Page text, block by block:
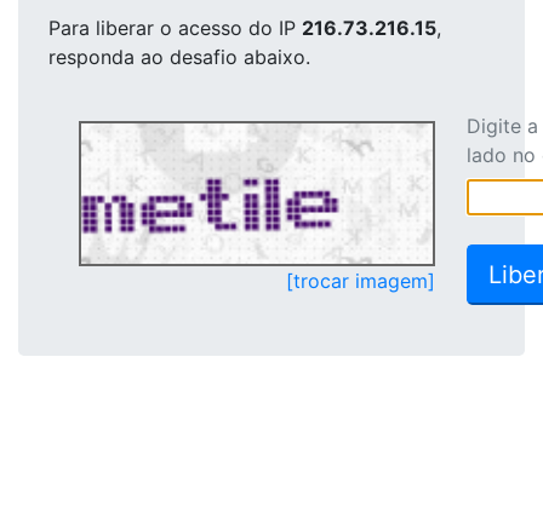
Para liberar o acesso do IP 216.73.216.15,
responda ao desafio abaixo.
[trocar imagem]
Digite
lado no